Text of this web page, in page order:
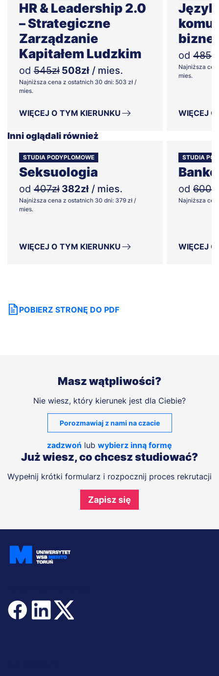
HR & Leadership 2.0
– Strategiczne
Zarządzanie
Kapitałem Ludzkim
od 545zł 508zł / mies.
Najniższa cena z ostatnich 30 dni: 503 zł /
mies.
WIĘCEJ O TYM KIERUNKU
od 485zł
Najniższa
mies.
WIĘCEJ
Inni oglądali również
STUDIA PODYPLOMOWE
Seksuologia
od 407zł 382zł / mies.
Najniższa cena z ostatnich 30 dni: 379 zł /
mies.
WIĘCEJ O TYM KIERUNKU
STUDIA
od 600zł
Najniższa
WIĘCEJ
POBIERZ STRONĘ DO PDF
Masz wątpliwości?
Nie wiesz, który kierunek jest dla Ciebie?
Porozmawiaj z nami na czacie
zadzwoń lub wybierz inną formę
Już wiesz, co chcesz studiować?
Wypełnij krótki formularz i rozpocznij proces rekrutacji
Zapisz się